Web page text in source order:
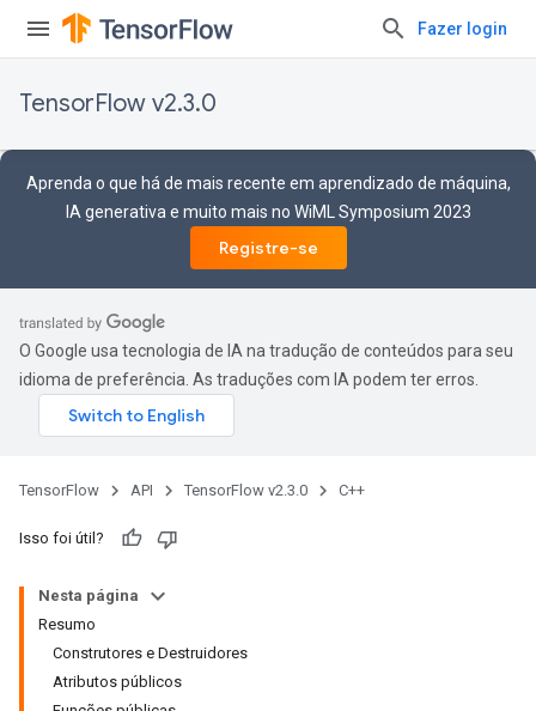
Fazer login
TensorFlow v2.3.0
Aprenda o que há de mais recente em aprendizado de máquina,
IA generativa e muito mais no WiML Symposium 2023
Registre-se
O Google usa tecnologia de IA na tradução de conteúdos para seu
idioma de preferência. As traduções com IA podem ter erros.
TensorFlow API TensorFlow v2.3.0 C++
Isso foi útil?
Nesta página
Resumo
Construtores e Destruidores
Atributos públicos